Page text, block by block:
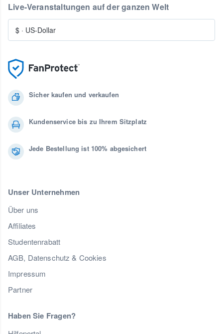
Sicher kaufen und verkaufen
Kundenservice bis zu Ihrem Sitzplatz
Jede Bestellung ist 100% abgesichert
Unser Unternehmen
Über uns
Affiliates
Studentenrabatt
AGB, Datenschutz & Cookies
Impressum
Partner
Haben Sie Fragen?
Live-Veranstaltungen auf der ganzen Welt
$ · US-Dollar